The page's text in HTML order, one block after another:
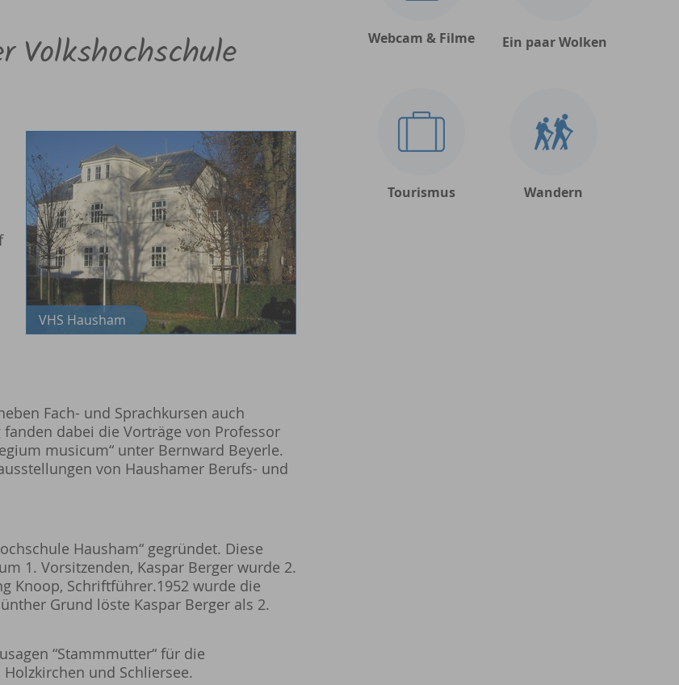
Volkshochschule
VHS Hausham
Fach- und Sprachkursen auch
dabei die Vorträge von Professor
musicum“ unter Bernward Beyerle.
von Haushamer Berufs- und
Hausham“ gegründet. Diese
1. Vorsitzenden, Kaspar Berger wurde 2.
Knoop, Schriftführer.1952 wurde die
Grund löste Kaspar Berger als 2.
“Stammmutter“ für die
und Schliersee.
Webcam & Filme Ein paar Wolken
Tourismus Wandern